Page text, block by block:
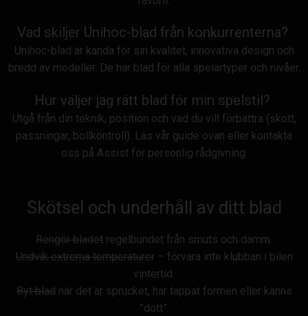
Vad skiljer Unihoc-blad från konkurrenterna?
Unihoc-blad är kända för sin kvalitet, innovativa design och
bredd av modeller. De har blad för alla spelartyper och nivåer.
Hur väljer jag rätt blad för min spelstil?
Utgå från din teknik, position och vad du vill förbättra (skott,
passningar, bollkontroll). Läs vår guide ovan eller kontakta
oss på Assist för personlig rådgivning.
Skötsel och underhåll av ditt blad
Rengör bladet regelbundet från smuts och damm.
Undvik extrema temperaturer– förvara inte klubban i bilen
vintertid.
Byt blad när det är sprucket, har tappat formen eller känns
”dött”.